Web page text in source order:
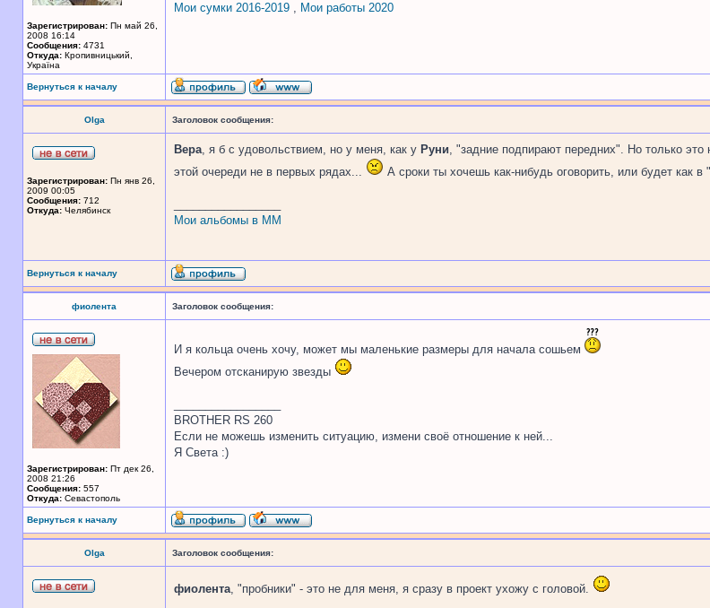
Зарегистрирован: Пн май 26,
2008 16:14
Сообщения: 4731
Откуда: Кропивницький,
Україна
Мои сумки 2016-2019 , Мои работы 2020
Вернуться к началу
Olga Заголовок сообщения:
Зарегистрирован: Пн янв 26,
2009 00:05
Сообщения: 712
Откуда: Челябинск
Вера, я б с удовольствием, но у меня, как у Руни, "задние подпирают передних". Но только
этой очереди не в первых рядах...
А сроки ты хочешь как-нибудь оговорить, или будет как
Мои альбомы в ММ
Вернуться к началу
фиолента Заголовок сообщения:
Зарегистрирован: Пт дек 26,
2008 21:26
Сообщения: 557
Откуда: Севастополь
И я кольца очень хочу, может мы маленькие размеры для начала сошьем
Вечером отсканирую звезды
BROTHER RS 260
Если не можешь изменить ситуацию, измени своё отношение к ней...
Я Света :)
Вернуться к началу
Olga Заголовок сообщения:
фиолента, "пробники" - это не для меня, я сразу в проект ухожу с головой.